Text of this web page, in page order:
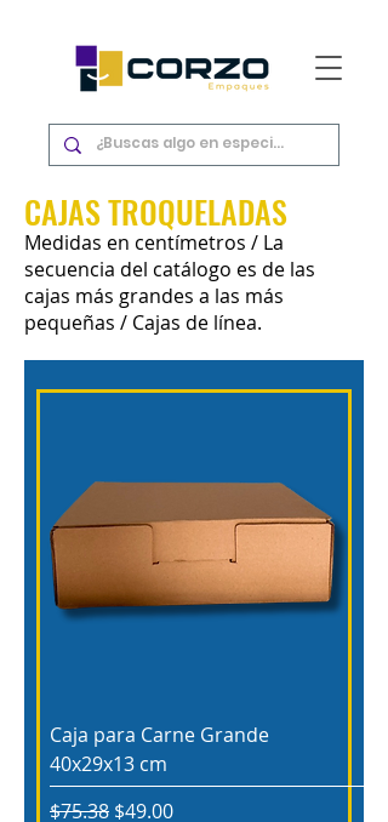
CAJAS TROQUELADAS
Medidas en centímetros / La
secuencia del catálogo es de las
cajas más grandes a las más
pequeñas / Cajas de línea.
Caja para Carne Grande
40x29x13 cm
Precio
$75.38 Precio de oferta
$49.00